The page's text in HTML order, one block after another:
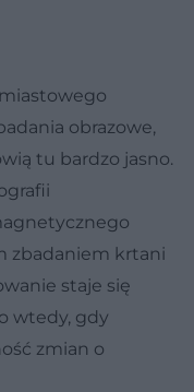
obrazowe,
tu bardzo jasno.
zbadaniem krtani
staje się
wtedy, gdy
zmian o